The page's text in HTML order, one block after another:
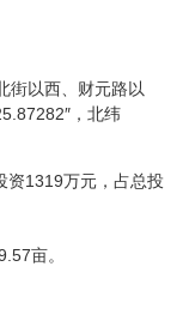
街以西、财元路以
，北纬
资1319万元，占总投
亩。